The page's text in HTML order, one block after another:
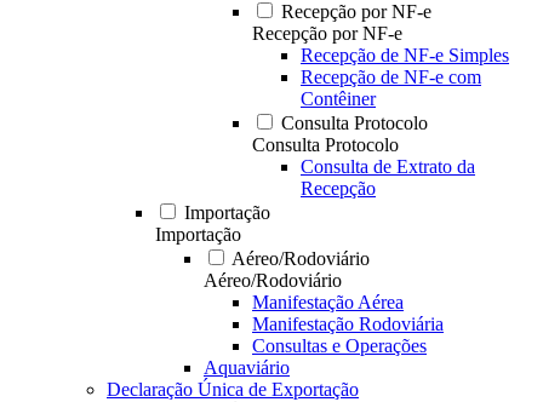
Recepção por NF-e
Recepção por NF-e
Recepção de NF-e Simples
Recepção de NF-e com
Contêiner
Consulta Protocolo
Consulta Protocolo
Consulta de Extrato da
Recepção
Importação
Importação
Aéreo/Rodoviário
Aéreo/Rodoviário
Manifestação Aérea
Manifestação Rodoviária
Consultas e Operações
Aquaviário
Declaração Única de Exportação